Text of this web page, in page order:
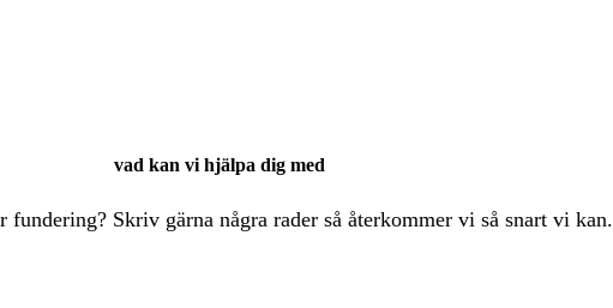
vad kan vi hjälpa dig med
fundering? Skriv gärna några rader så återkommer vi så snart vi kan.